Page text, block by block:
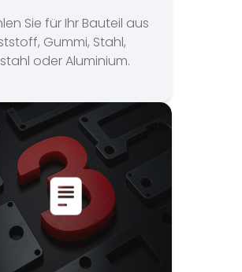
Sie für Ihr Bauteil aus
Gummi, Stahl,
oder Aluminium.